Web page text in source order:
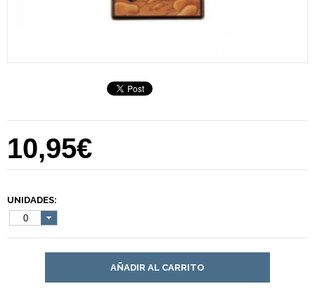
10,95€
UNIDADES:
0
AÑADIR AL CARRITO